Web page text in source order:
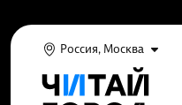
Россия, Москва